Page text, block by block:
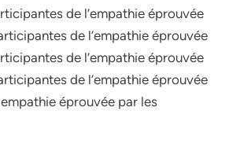
de l’empathie éprouvée
de l’empathie éprouvée
de l’empathie éprouvée
de l’empathie éprouvée
éprouvée par les